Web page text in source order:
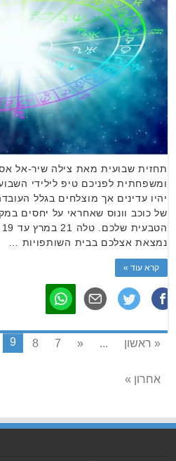
תחזית שבועית מאת צילה שיר-אל
ומשפחתית לפניכם טיפ לילידי
יהיו עדינים אך מוצלחים בגלל
של כוכב וונוס שאחראי על יחסים
נמצאת אצלכם בבית השותפויות …
קרא עוד »
« ראשון ...
«
7
8
9
אחרון »